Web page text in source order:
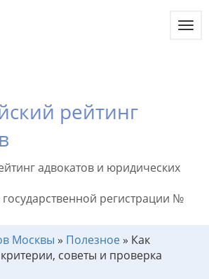
рейтинг
адвокатов и юридических
государственной регистрации №
Москвы » Полезное» Как
советы и проверка